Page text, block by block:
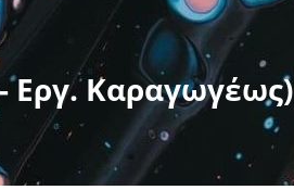
Εργ. Καραγωγέως)